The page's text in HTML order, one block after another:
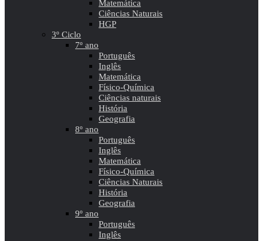
Matemática
Ciências Naturais
HGP
3º Ciclo
7º ano
Português
Inglês
Matemática
Físico-Química
Ciências naturais
História
Geografia
8º ano
Português
Inglês
Matemática
Físico-Química
Ciências Naturais
História
Geografia
9º ano
Português
Inglês